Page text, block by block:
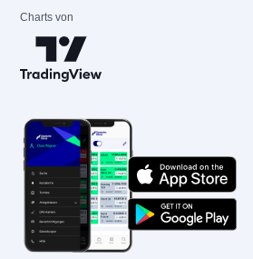
Charts von